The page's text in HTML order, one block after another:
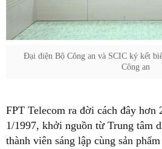
Đại diện Bộ Công an và SCIC ký kết
Công an
FPT Telecom ra đời cách đây hơn
1/1997, khởi nguồn từ Trung tâm
thành viên sáng lập cùng sản